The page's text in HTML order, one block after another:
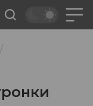
/